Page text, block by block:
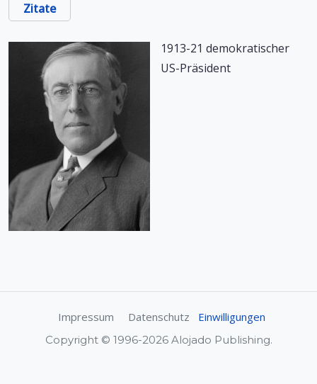
Zitate
1913-21 demokratischer
US-Präsident
Impressum Datenschutz Einwilligungen
Copyright © 1996-2026 Alojado Publishing.